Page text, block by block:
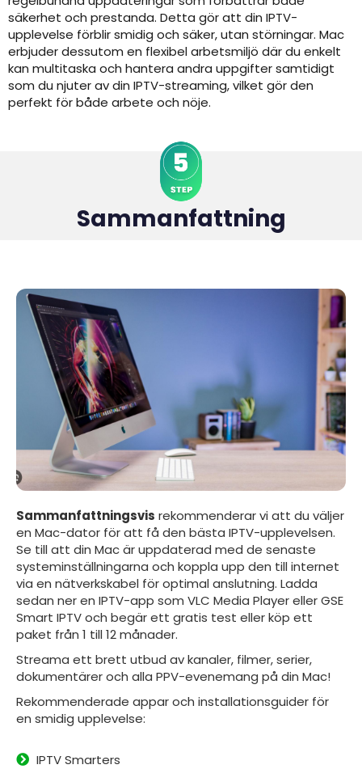
säkerhet och prestanda. Detta gör att din IPTV-
upplevelse förblir smidig och säker, utan störningar. Mac
erbjuder dessutom en flexibel arbetsmiljö där du enkelt
kan multitaska och hantera andra uppgifter samtidigt
som du njuter av din IPTV-streaming, vilket gör den
perfekt för både arbete och nöje.
Sammanfattning
Sammanfattningsvis rekommenderar vi att du väljer
en Mac-dator för att få den bästa IPTV-upplevelsen.
Se till att din Mac är uppdaterad med de senaste
systeminställningarna och koppla upp den till internet
via en nätverkskabel för optimal anslutning. Ladda
sedan ner en IPTV-app som VLC Media Player eller GSE
Smart IPTV och begär ett gratis test eller köp ett
paket från 1 till 12 månader.
Streama ett brett utbud av kanaler, filmer, serier,
dokumentärer och alla PPV-evenemang på din Mac!
Rekommenderade appar och installationsguider för
en smidig upplevelse:
IPTV Smarters